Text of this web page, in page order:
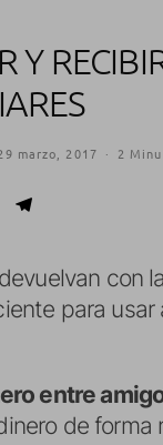
Y
marzo, 2017 · 2
con
para
entre
de forma